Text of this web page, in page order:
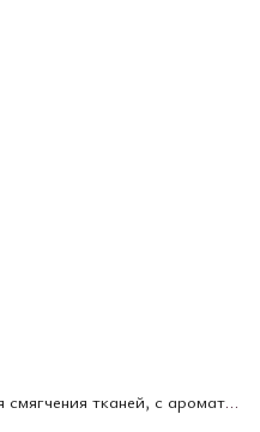
Кондиционер-ополаскиватель для смягчения тканей, с ароматом мускуса и ландыша, Humming Flare 510мл (437150)